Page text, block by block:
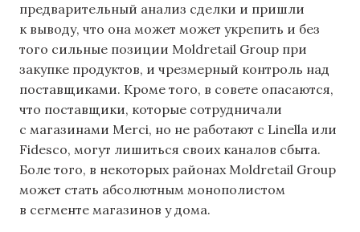
предварительный анализ сделки и пришли
к выводу, что она может может укрепить и без
того сильные позиции Moldretail Group при
закупке продуктов, и чрезмерный контроль над
поставщиками. Кроме того, в совете опасаются,
что поставщики, которые сотрудничали
с магазинами Merci, но не работают с Linella или
Fidesco, могут лишиться своих каналов сбыта.
Боле того, в некоторых районах Moldretail Group
может стать абсолютным монополистом
в сегменте магазинов у дома.